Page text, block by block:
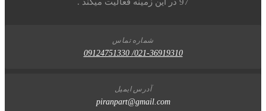
شماره تماس
021-36919310/ 09124751330
آدرس ایمیل
piranpart@gmail.com